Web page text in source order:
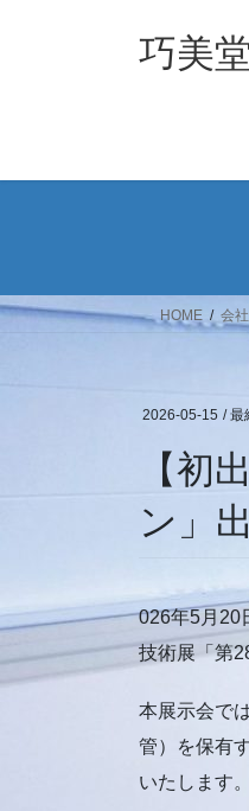
ス
ン
巧美
HOME 会社
2026-05-15 / 最
【初
ン」
026年5月20
技術展「第
本展示会で
管）を保有
いたします。